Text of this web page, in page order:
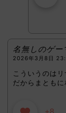
名無しのゲー
2026年3月8日
こういうのは
だからまとも